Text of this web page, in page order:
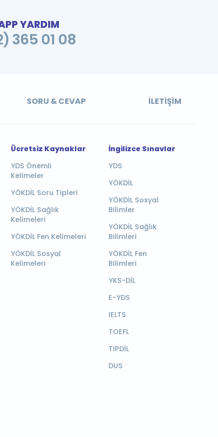
YARDIM
365 01 08
SORU & CEVAP İLETIŞIM
Ücretsiz Kaynaklar
YDS Önemli
Kelimeler
YÖKDİL Soru Tipleri
YÖKDİL Sağlık
Kelimeleri
YÖKDİL Fen Kelimeleri
YÖKDİL Sosyal
Kelimeleri
İngilizce Sınavlar
YDS
YÖKDİL
YÖKDİL Sosyal
Bilimler
YÖKDİL Sağlık
Bilimleri
YÖKDİL Fen
Bilimleri
YKS-DİL
E-YDS
IELTS
TOEFL
TIPDİL
DUS